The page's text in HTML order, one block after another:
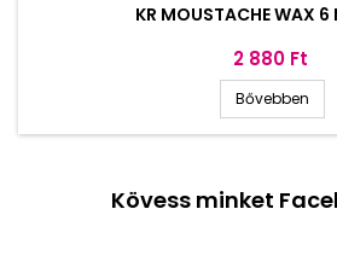
KR MOUSTACHE WAX
Ár
2 880 Ft
Bővebben
Kövess minket